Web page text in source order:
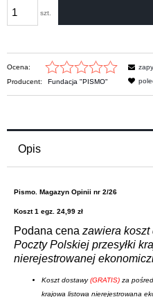
szt.
Ocena:
Producent:
Fundacja "PISMO"
Opis
Pismo. Magazyn Opinii nr 2/26
Koszt 1 egz. 24,99 zł
Podana cena zawiera koszt
Poczty Polskiej przesyłki
nierejestrowanej
Koszt dostawy(GRATIS) za
krajowa listowa nierejestrowana